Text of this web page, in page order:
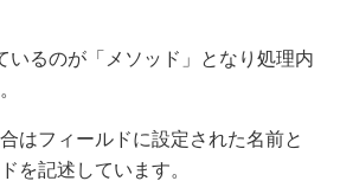
るのが「メソッド」となり処理内
はフィールドに設定された名前と
を記述しています。